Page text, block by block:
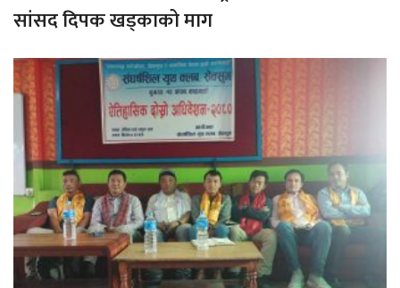
सांसद दिपक खड्काको माग